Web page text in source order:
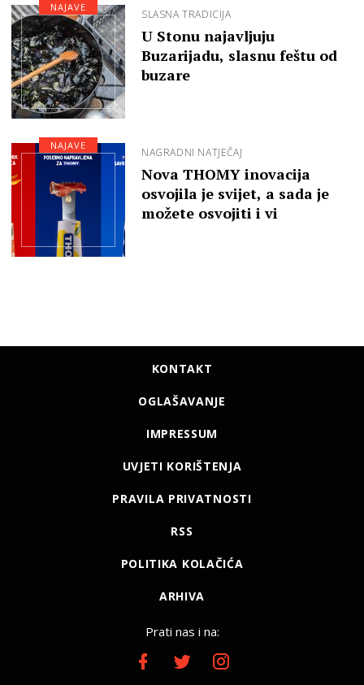
SLASNA TRADICIJA
U Stonu najavljuju
Buzarijadu, slasnu feštu od
buzare
NAJAVE
NAGRADNI NATJEČAJ
Nova THOMY inovacija
osvojila je svijet, a sada je
možete osvojiti i vi
NAJAVE
KONTAKT
OGLAŠAVANJE
IMPRESSUM
UVJETI KORIŠTENJA
PRAVILA PRIVATNOSTI
RSS
POLITIKA KOLAČIĆA
ARHIVA
Prati nas i na: